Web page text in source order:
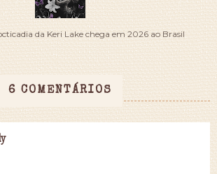
da Keri Lake chega em 2026 ao Brasil
6 COMENTÁRIOS